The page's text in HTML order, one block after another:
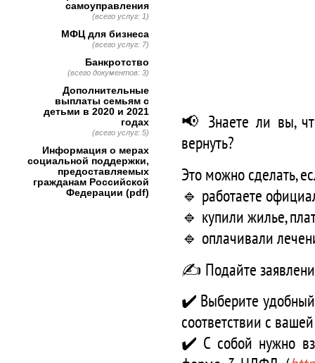
📢 Знаете ли вы,
вернуть?
Это можно сделать,
🔹 работаете
🔹 купили жилье,
🔹 оплачивали
✍️ Подайте
✔️ Выберите
соответствии с
✔️ С собой нужно
самоуправления
(всего услуг: 1)
МФЦ для бизнеса
(всего услуг: 7)
Банкротство
(всего документов: 3)
Дополнительные
выплаты семьям с
детьми в 2020 и 2021
годах
(всего услуг: 5)
Информация о мерах
социальной поддержки,
предоставляемых
гражданам Российской
Федерации (pdf)